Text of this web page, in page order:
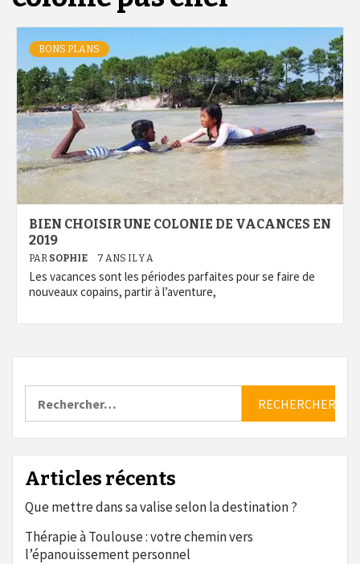
BONS PLANS
BIEN CHOISIR UNE COLONIE DE VACANCES EN
2019
PAR SOPHIE 7 ANS IL Y A
Les vacances sont les périodes parfaites pour se faire de
nouveaux copains, partir à l’aventure,
Articles récents
Que mettre dans sa valise selon la destination ?
Thérapie à Toulouse : votre chemin vers
l’épanouissement personnel